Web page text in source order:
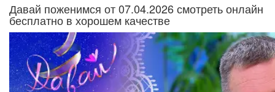
Давай поженимся от 07.04.2026 смотреть онлайн
бесплатно в хорошем качестве